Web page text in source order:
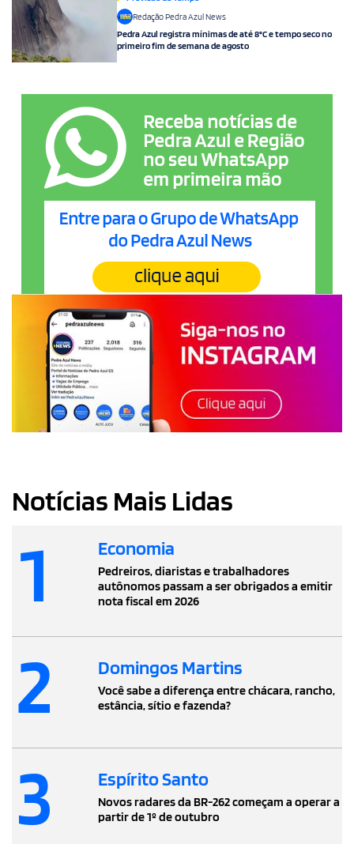
Redação Pedra Azul News
Pedra Azul registra mínimas de até 8°C e tempo seco no
primeiro fim de semana de agosto
Notícias Mais Lidas
1 Economia
Pedreiros, diaristas e trabalhadores
autônomos passam a ser obrigados a emitir
nota fiscal em 2026
2 Domingos Martins
Você sabe a diferença entre chácara, rancho,
estância, sítio e fazenda?
3 Espírito Santo
Novos radares da BR-262 começam a operar a
partir de 1º de outubro